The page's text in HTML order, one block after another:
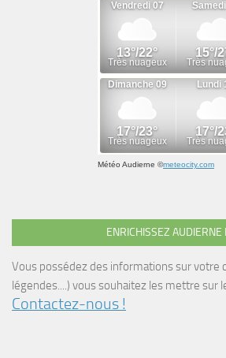
Météo Audierne ©meteocity.com
ENRICHISSEZ AUDIERNE
Vous possédez des informations sur votre
légendes....) vous souhaitez les mettre sur
Contactez-nous !